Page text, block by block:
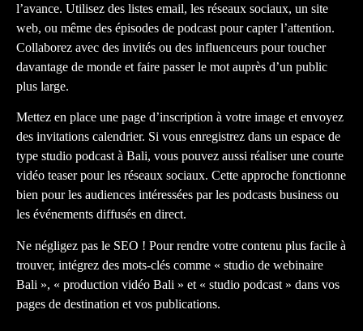
l’avance. Utilisez des listes email, les réseaux sociaux, un site
web, ou même des épisodes de podcast pour capter l’attention.
Collaborez avec des invités ou des influenceurs pour toucher
davantage de monde et faire passer le mot auprès d’un public
plus large.
Mettez en place une page d’inscription à votre image et envoyez
des invitations calendrier. Si vous enregistrez dans un espace de
type studio podcast à Bali, vous pouvez aussi réaliser une courte
vidéo teaser pour les réseaux sociaux. Cette approche fonctionne
bien pour les audiences intéressées par les podcasts business ou
les événements diffusés en direct.
Ne négligez pas le SEO ! Pour rendre votre contenu plus facile à
trouver, intégrez des mots-clés comme « studio de webinaire
Bali », « production vidéo Bali » et « studio podcast » dans vos
pages de destination et vos publications.